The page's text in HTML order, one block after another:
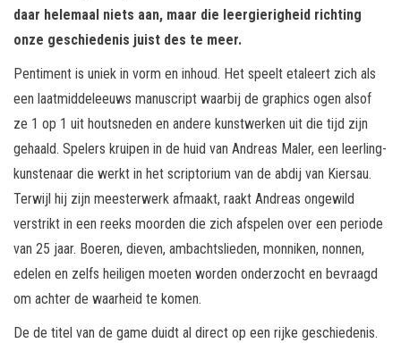
daar helemaal niets aan, maar die leergierigheid richting
onze geschiedenis juist des te meer.
Pentiment is uniek in vorm en inhoud. Het speelt etaleert zich als
een laatmiddeleeuws manuscript waarbij de graphics ogen alsof
ze 1 op 1 uit houtsneden en andere kunstwerken uit die tijd zijn
gehaald. Spelers kruipen in de huid van Andreas Maler, een leerling-
kunstenaar die werkt in het scriptorium van de abdij van Kiersau.
Terwijl hij zijn meesterwerk afmaakt, raakt Andreas ongewild
verstrikt in een reeks moorden die zich afspelen over een periode
van 25 jaar. Boeren, dieven, ambachtslieden, monniken, nonnen,
edelen en zelfs heiligen moeten worden onderzocht en bevraagd
om achter de waarheid te komen.
De de titel van de game duidt al direct op een rijke geschiedenis.